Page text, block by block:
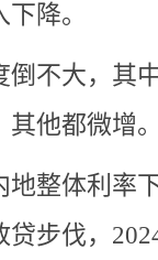
降。
倒不大，其
其他都微增
地整体利率
步伐，